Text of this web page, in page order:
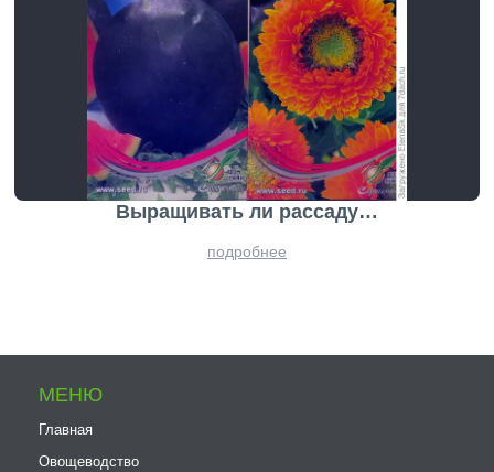
Выращивать ли рассаду…
подробнее
МЕНЮ
Главная
Овощеводство